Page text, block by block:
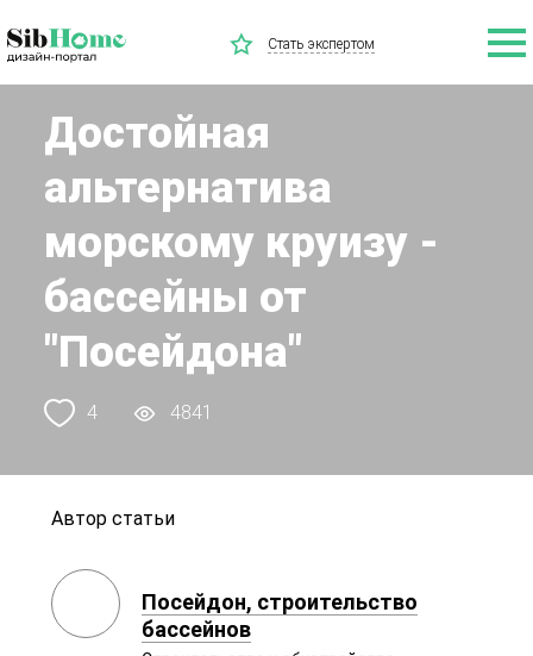
Стать экспертом
Достойная
альтернатива
морскому круизу -
бассейны от
"Посейдона"
4 4841
Автор статьи
Посейдон, строительство
бассейнов